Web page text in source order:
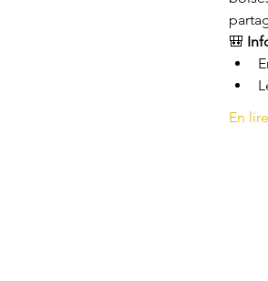
🎒
En